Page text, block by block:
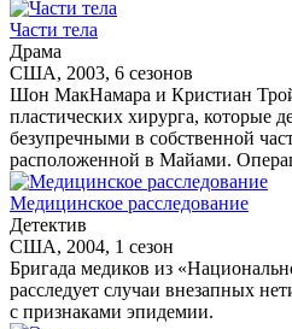
Части тела
Драма
США, 2003, 6 сезонов
Шон МакНамара и Кристиан
пластических хирурга, которые
безупречными в собственной
расположенной в Майами.
Медицинское расследование
Детектив
США, 2004, 1 сезон
Бригада медиков из
расследует случаи внезапных
с признаками эпидемии.